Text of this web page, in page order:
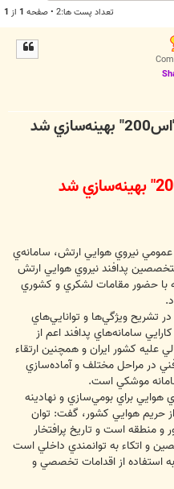
تعداد پست ها:2 • صفحه 1 از 1
شد
عمومي نيروي هوايي ارتش، سامانه‌‌ي
"اس200" توسط متخصصين پدافند نيروي هوايي ارتش
با حضور مقامات لشكري و كشوري
تشريح ويژگي‌ها و توانايي‌هاي
سامانه‌هاي پدافند اعم از
عليه كشور ايران و همچنين ارتقاء
در مراحل مختلف و آماده‌سازي
موشكي است.
براي بومي‌سازي و نهادينه
حريم هوايي كشور، گفت: توان
منطقه است و تاريخ پرافتخار
و اتكاء به توانمندي‌ داخلي است
استفاده از اقدامات تخصصي و